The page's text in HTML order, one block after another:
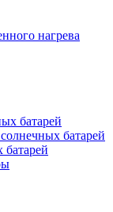
нагрева
батарей
батарей